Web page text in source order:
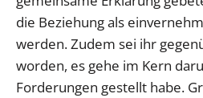
die Beziehung als
werden. Zudem sei ihr
worden, es gehe im Kern
Forderungen gestellt habe.